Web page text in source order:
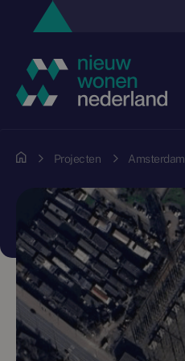
Projecten Amsterdam